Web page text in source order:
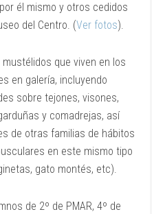
él mismo y otros cedidos
del Centro. (Ver fotos).
que viven en los
en galería, incluyendo
sobre tejones, visones,
y comadrejas, así
de otras familias de hábitos
en este mismo tipo
gato montés, etc).
de 2º de PMAR, 4º de